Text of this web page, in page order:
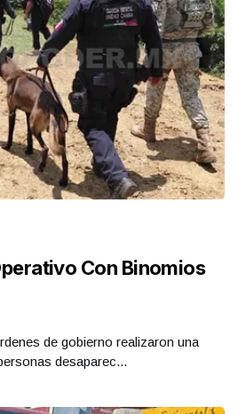
Con Binomios
de gobierno realizaron una
desaparec...